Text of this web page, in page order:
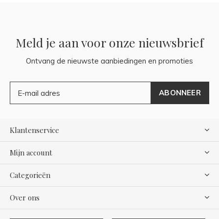
Meld je aan voor onze nieuwsbrief
Ontvang de nieuwste aanbiedingen en promoties
ABONNEER
Klantenservice
Mijn account
Categorieën
Over ons